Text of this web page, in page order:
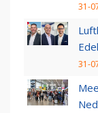
31-
31-